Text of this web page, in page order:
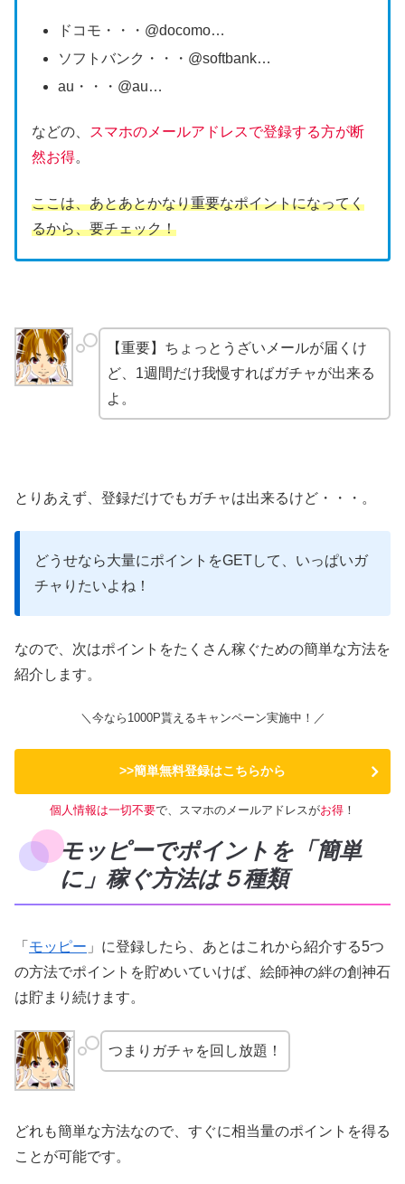
ドコモ・・・@docomo…
ソフトバンク・・・@softbank…
au・・・@au…
などの、 スマホのメールアドレスで登録する方が断
然お得。
ここは、あとあとかなり重要なポイントになってく
るから、要チェック！
【重要】ちょっとうざいメールが届くけ
ど、1週間だけ我慢すればガチャが出来る
よ。
とりあえず、登録だけでもガチャは出来るけど・・・。
どうせなら大量にポイントをGETして、いっぱいガ
チャりたいよね！
なので、次はポイントをたくさん稼ぐための簡単な方法を
紹介します。
＼今なら1000P貰えるキャンペーン実施中！／
>>簡単無料登録はこちらから
個人情報は一切不要で、スマホのメールアドレスがお得 ！
モッピーでポイントを「簡単
に」稼ぐ方法は５種類
「 モッピー 」に登録したら、あとはこれから紹介する5つ
の方法でポイントを貯めいていけば、絵師神の絆の創神石
は貯まり続けます。
つまりガチャを回し放題！
どれも簡単な方法なので、すぐに相当量のポイントを得る
ことが可能です。